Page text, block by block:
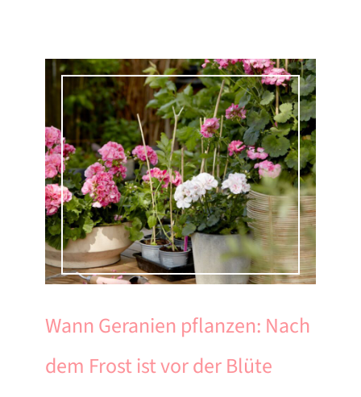
Wann Geranien pflanzen: Nach
dem Frost ist vor der Blüte